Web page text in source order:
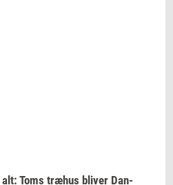
alt: Toms træhus bli­ver Dan­